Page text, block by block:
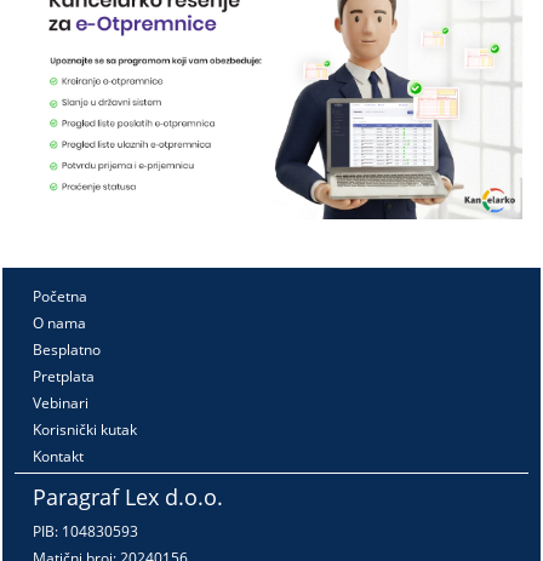
Početna
O nama
Besplatno
Pretplata
Vebinari
Korisnički kutak
Kontakt
Paragraf Lex d.o.o.
PIB: 104830593